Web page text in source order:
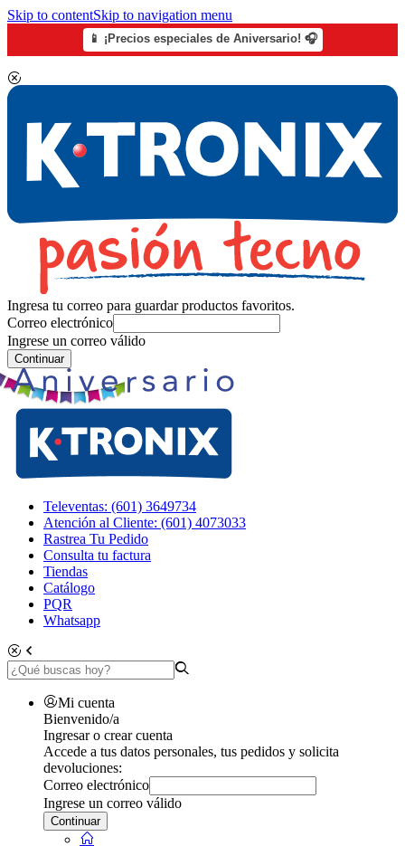
Skip to contentSkip to navigation menu
📱 ¡Precios especiales de Aniversario! 🎧
Ingresa tu correo para guardar productos favoritos.
Correo electrónico
Ingrese un correo válido
Continuar
Televentas: (601) 3649734
Atención al Cliente: (601) 4073033
Rastrea Tu Pedido
Consulta tu factura
Tiendas
Catálogo
PQR
Whatsapp
Mi cuenta
Bienvenido/a
Ingresar o crear cuenta
Accede a tus datos personales, tus pedidos y solicita
devoluciones:
Correo electrónico
Ingrese un correo válido
Continuar